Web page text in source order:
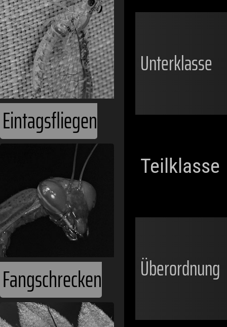
Eintagsfliegen
Fangschrecken
Unterklasse
Teilklasse
Überordnung